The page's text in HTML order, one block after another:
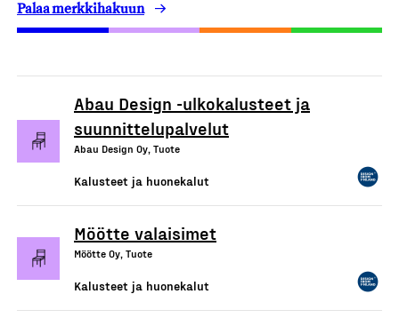
Palaa merkkihakuun
Abau Design -ulkokalusteet ja
suunnittelupalvelut
Abau Design Oy, Tuote
Kalusteet ja huonekalut
Möötte valaisimet
Möötte Oy, Tuote
Kalusteet ja huonekalut